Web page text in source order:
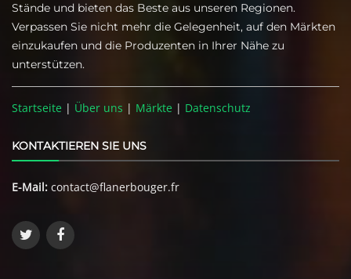
Stände und bieten das Beste aus unseren Regionen.
Verpassen Sie nicht mehr die Gelegenheit, auf den Märkten
einzukaufen und die Produzenten in Ihrer Nähe zu
unterstützen.
Startseite | Über uns | Märkte | Datenschutz
KONTAKTIEREN SIE UNS
E-Mail: contact@flanerbouger.fr